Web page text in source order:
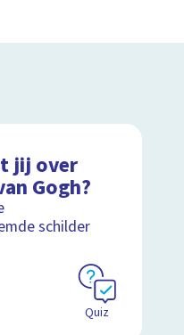
jij over
Gogh?
schilder
Quiz